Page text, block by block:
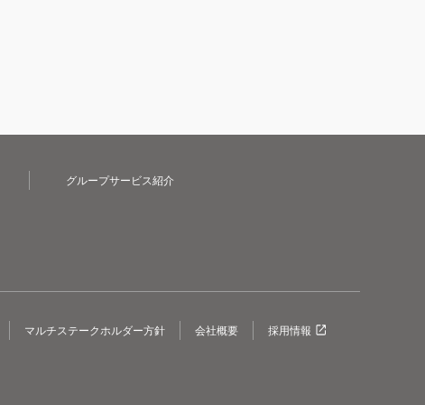
グループサービス紹介
マルチステークホルダー方針 会社概要 採用情報